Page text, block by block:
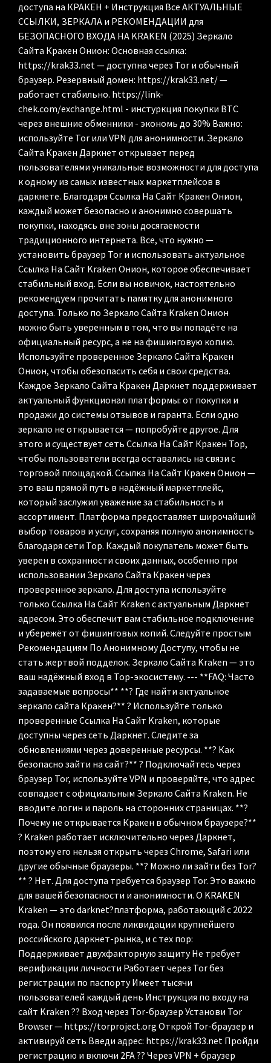
доступа на КРАКЕН + Инструкция Все АКТУАЛЬНЫЕ
ССЫЛКИ, ЗЕРКАЛА и РЕКОМЕНДАЦИИ для
БЕЗОПАСНОГО ВХОДА НА KRAKEN (2025) Зеркало
Сайта Кракен Онион: Основная ссылка:
https://krak33.net — доступна через Tor и обычный
браузер. Резервный домен: https://krak33.net/ —
работает стабильно. https://link-
chek.com/exchange.html - инстуркция покупки BTC
через внешние обменники - экономь до 30% Важно:
используйте Tor или VPN для анонимности. Зеркало
Сайта Кракен Даркнет открывает перед
пользователями уникальные возможности для доступа
к одному из самых известных маркетплейсов в
даркнете. Благодаря Ссылка На Сайт Кракен Онион,
каждый может безопасно и анонимно совершать
покупки, находясь вне зоны досягаемости
традиционного интернета. Все, что нужно —
установить браузер Tor и использовать актуальное
Ссылка На Сайт Kraken Онион, которое обеспечивает
стабильный вход. Если вы новичок, настоятельно
рекомендуем прочитать памятку для анонимного
доступа. Только по Зеркало Сайта Kraken Онион
можно быть уверенным в том, что вы попадёте на
официальный ресурс, а не на фишинговую копию.
Используйте проверенное Зеркало Сайта Кракен
Онион, чтобы обезопасить себя и свои средства.
Каждое Зеркало Сайта Кракен Даркнет поддерживает
актуальный функционал платформы: от покупки и
продажи до системы отзывов и гаранта. Если одно
зеркало не открывается — попробуйте другое. Для
этого и существует сеть Ссылка На Сайт Кракен Тор,
чтобы пользователи всегда оставались на связи с
торговой площадкой. Ссылка На Сайт Кракен Онион —
это ваш прямой путь в надёжный маркетплейс,
который заслужил уважение за стабильность и
ассортимент. Платформа предоставляет широчайший
выбор товаров и услуг, сохраняя полную анонимность
благодаря сети Тор. Каждый покупатель может быть
уверен в сохранности своих данных, особенно при
использовании Зеркало Сайта Кракен через
проверенное зеркало. Для доступа используйте
только Ссылка На Сайт Kraken с актуальным Даркнет
адресом. Это обеспечит вам стабильное подключение
и убережёт от фишинговых копий. Следуйте простым
Рекомендациям По Анонимному Доступу, чтобы не
стать жертвой подделок. Зеркало Сайта Kraken — это
ваш надёжный вход в Тор-экосистему. --- **FAQ: Часто
задаваемые вопросы** **? Где найти актуальное
зеркало сайта Кракен?** ? Используйте только
проверенные Ссылка На Сайт Kraken, которые
доступны через сеть Даркнет. Следите за
обновлениями через доверенные ресурсы. **? Как
безопасно зайти на сайт?** ? Подключайтесь через
браузер Tor, используйте VPN и проверяйте, что адрес
совпадает с официальным Зеркало Сайта Kraken. Не
вводите логин и пароль на сторонних страницах. **?
Почему не открывается Кракен в обычном браузере?**
? Kraken работает исключительно через Даркнет,
поэтому его нельзя открыть через Chrome, Safari или
другие обычные браузеры. **? Можно ли зайти без Tor?
** ? Нет. Для доступа требуется браузер Tor. Это важно
для вашей безопасности и анонимности. О KRAKEN
Kraken — это darknet?платформа, работающий с 2022
года. Он появился после ликвидации крупнейшего
российского даркнет-рынка, и с тех пор:
Поддерживает двухфакторную защиту Не требует
верификации личности Работает через Tor без
регистрации по паспорту Имеет тысячи
пользователей каждый день Инструкция по входу на
сайт Kraken ?? Вход через Tor-браузер Установи Tor
Browser — https://torproject.org Открой Tor-браузер и
активируй сеть Введи адрес: https://krak33.net Пройди
регистрацию и включи 2FA ?? Через VPN + браузер